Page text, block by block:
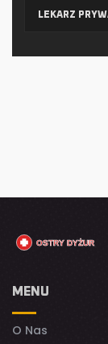
LEKARZ
MENU
O Nas